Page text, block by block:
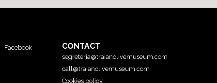
Facebook CONTACT
segreteria@traianolivemuseum.com
call@traianolivemuseum.com
Cookies policy